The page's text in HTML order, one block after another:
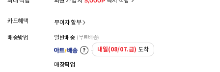
카드혜택 무이자 할부
배송방법 일반배송 (무료배송)
내일(08/07.금) 도착
매장픽업